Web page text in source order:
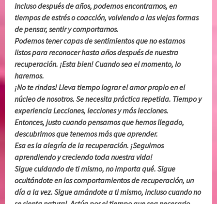
Incluso después de años, podemos encontrarnos, en
tiempos de estrés o coacción, volviendo a las viejas formas
de pensar, sentir y comportarnos.
Podemos tener capas de sentimientos que no estamos
listos para reconocer hasta años después de nuestra
recuperación. ¡Esta bien! Cuando sea el momento, lo
haremos.
¡No te rindas! Lleva tiempo lograr el amor propio en el
núcleo de nosotros. Se necesita práctica repetida. Tiempo y
experiencia Lecciones, lecciones y más lecciones.
Entonces, justo cuando pensamos que hemos llegado,
descubrimos que tenemos más que aprender.
Esa es la alegría de la recuperación. ¡Seguimos
aprendiendo y creciendo toda nuestra vida!
Sigue cuidando de ti mismo, no importa qué. Sigue
ocultándote en los comportamientos de recuperación, un
día a la vez. Sigue amándote a ti mismo, incluso cuando no